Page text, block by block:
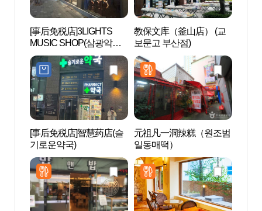
[事后免税店]3LIGHTS
MUSIC SHOP(삼광악기
사)
教保文库（釜山店） (교
보문고 부산점)
[事后免税店]智慧药店(슬
기로운약국)
元祖凡一洞辣糕（원조범
일동매떡）